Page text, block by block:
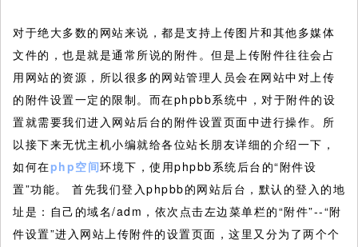
对于绝大多数的网站来说，都是支持上传图片和其他多媒体
文件的，也是就是通常所说的附件。但是上传附件往往会占
用网站的资源，所以很多的网站管理人员会在网站中对上传
的附件设置一定的限制。而在phpbb系统中，对于附件的设
置就需要我们进入网站后台的附件设置页面中进行操作。所
以接下来无忧主机小编就给各位站长朋友详细的介绍一下，
如何在php空间环境下，使用phpbb系统后台的“附件设
置”功能。
首先我们登入phpbb的网站后台，默认的登入的地
址是：自己的域名/adm，依次点击左边菜单栏的“附件”--“附
件设置”进入网站上传附件的设置页面，这里又分为了两个个